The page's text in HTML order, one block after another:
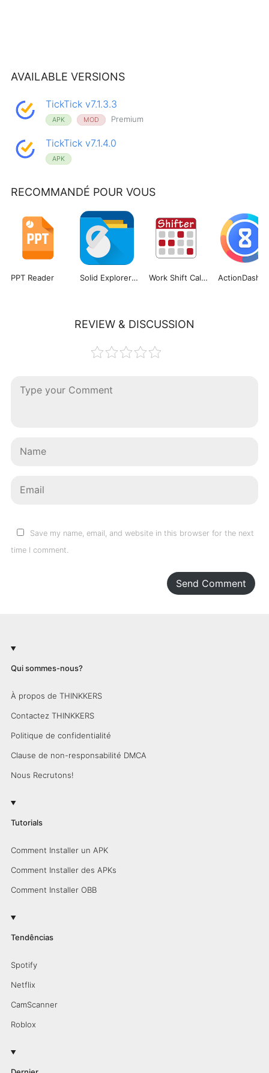
AVAILABLE VERSIONS
TickTick v7.1.3.3
APK MOD Premium
TickTick v7.1.4.0
APK
RECOMMANDÉ POUR VOUS
PPT Reader Solid Explorer File Manager Work Shift Calendar ActionDash
REVIEW & DISCUSSION
Save my name, email, and website in this browser for the next
time I comment.
Send Comment
Qui sommes-nous?
À propos de THINKKERS
Contactez THINKKERS
Politique de confidentialité
Clause de non-responsabilité DMCA
Nous Recrutons!
Tutorials
Comment Installer un APK
Comment Installer des APKs
Comment Installer OBB
Tendências
Spotify
Netflix
CamScanner
Roblox